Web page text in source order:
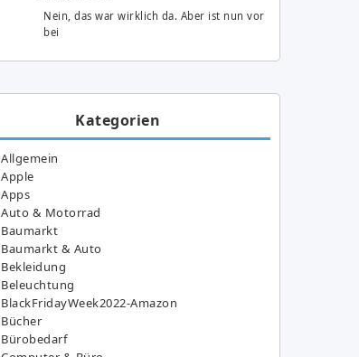
Nein, das war wirklich da. Aber ist nun vor
bei
Kategorien
Allgemein
Apple
Apps
Auto & Motorrad
Baumarkt
Baumarkt & Auto
Bekleidung
Beleuchtung
BlackFridayWeek2022-Amazon
Bücher
Bürobedarf